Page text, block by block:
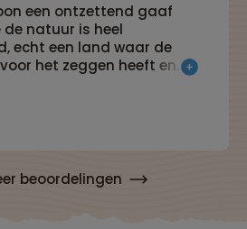
een ontzettend gaaf
natuur is heel
echt een land waar de
het zeggen heeft en
landschap met
bergen en gletsjer is
beoordelingen